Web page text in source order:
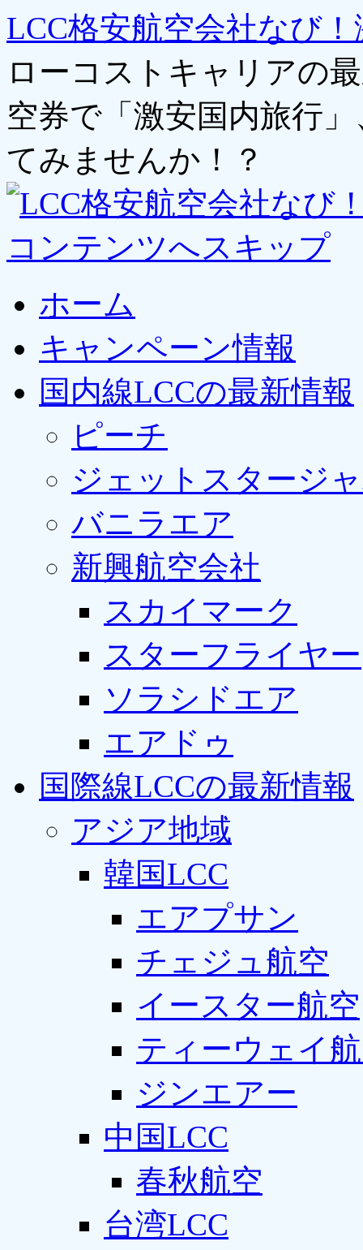
LCC格安航空会社なび
ローコストキャリアの
空券で「激安国内旅行
てみませんか！？
コンテンツへスキップ
ホーム
キャンペーン情報
国内線LCCの最新情報
ピーチ
ジェットスタージ
バニラエア
新興航空会社
スカイマーク
スターフライヤー
ソラシドエア
エアドゥ
国際線LCCの最新情報
アジア地域
韓国LCC
エアプサン
チェジュ航空
イースター航空
ティーウェイ
ジンエアー
中国LCC
春秋航空
台湾LCC